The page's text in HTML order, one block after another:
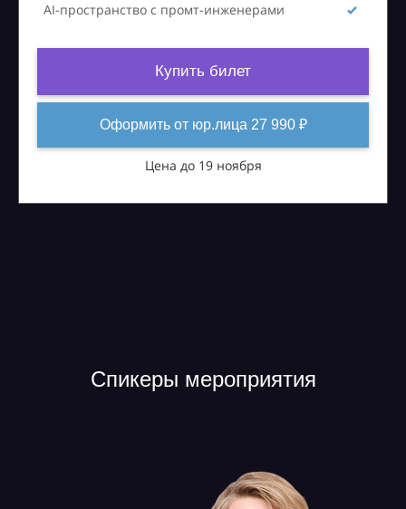
AI-пространство с промт-инженерами
Купить билет
Оформить от юр.лица 27 990 ₽
Цена до 19 ноября
Спикеры мероприятия